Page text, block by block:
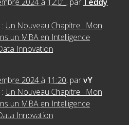
Un Nouveau Chapitre : Mon
un MBA en Intelligence
Innovation
2024 à 11:20, parvY
Un Nouveau Chapitre : Mon
un MBA en Intelligence
Innovation